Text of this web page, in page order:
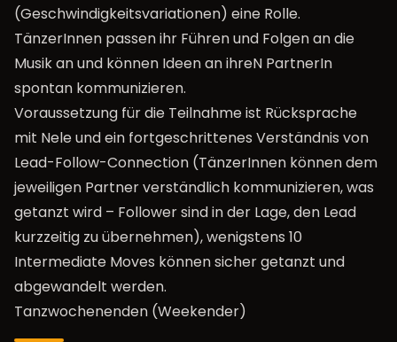
(Geschwindigkeitsvariationen) eine Rolle.
TänzerInnen passen ihr Führen und Folgen an die
Musik an und können Ideen an ihreN PartnerIn
spontan kommunizieren.
Voraussetzung für die Teilnahme ist Rücksprache
mit Nele und ein fortgeschrittenes Verständnis von
Lead-Follow-Connection (TänzerInnen können dem
jeweiligen Partner verständlich kommunizieren, was
getanzt wird – Follower sind in der Lage, den Lead
kurzzeitig zu übernehmen), wenigstens 10
Intermediate Moves können sicher getanzt und
abgewandelt werden.
Tanzwochenenden (Weekender)